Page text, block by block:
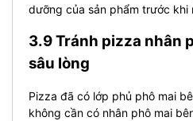
dưỡng của sản phẩm trước khi
3.9 Tránh pizza nhân
sâu lòng
Pizza đã có lớp phủ phô mai
không cần có nhân phô mai